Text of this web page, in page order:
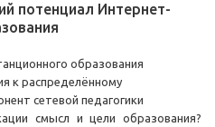
потенциал Интернет-
образования
к распределённому
сетевой педагогики
смысл и цели образования?